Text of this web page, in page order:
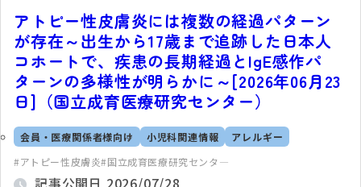
アトピー性皮膚炎には複数の経過パターン
が存在～出生から17歳まで追跡した日本人
コホートで、疾患の長期経過とIgE感作パ
ターンの多様性が明らかに～[2026年06月23
日]（国立成育医療研究センター）
会員・医療関係者様向け 小児科関連情報
アレルギー
アトピー性皮膚炎 国立成育医療研究センタ―
記事公開日 2026/07/28